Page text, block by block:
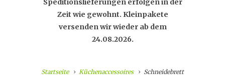
Speditionslieferungen erfolgen in der
Zeit wie gewohnt. Kleinpakete
versenden wir wieder ab dem
24.08.2026.
Startseite Küchenaccessoires Schneidebrett